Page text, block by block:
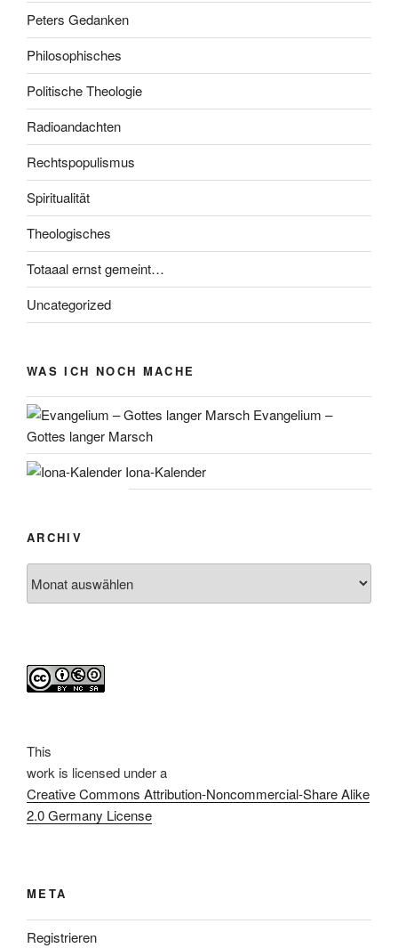
Peters Gedanken
Philosophisches
Politische Theologie
Radioandachten
Rechtspopulismus
Spiritualität
Theologisches
Totaaal ernst gemeint…
Uncategorized
WAS ICH NOCH MACHE
Evangelium –
Gottes langer Marsch
Iona-Kalender
ARCHIV
This
work is licensed under a
Creative Commons Attribution-Noncommercial-Share Alike
2.0 Germany License
META
Registrieren